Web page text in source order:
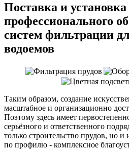
Поставка и установка
профессионального
систем фильтрации
водоемов
Таким образом, создание
масштабное и организационно
Поэтому здесь имеет
серьёзного и ответственного
только строительство прудов, но
по профилю - комплексное